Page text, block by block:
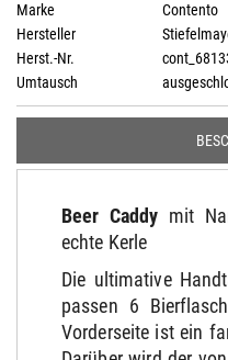
Marke
Contento
Hersteller
Herst.-Nr.
Umtausch
Beer Caddy mit
echte Kerle
Die ultimative
passen 6
Vorderseite ist ein